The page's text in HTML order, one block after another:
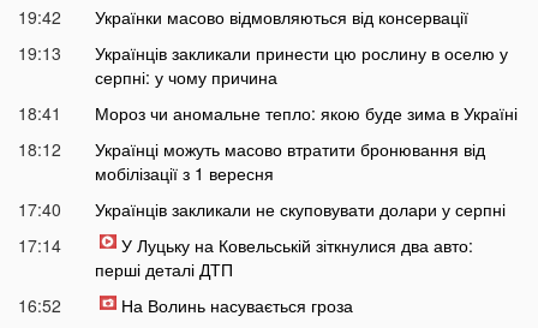
19:42
Українки масово відмовляються від консервації
19:13
Українців закликали принести цю рослину в оселю у
серпні: у чому причина
18:41
Мороз чи аномальне тепло: якою буде зима в Україні
18:12
Українці можуть масово втратити бронювання від
мобілізації з 1 вересня
17:40
Українців закликали не скуповувати долари у серпні
17:14
У Луцьку на Ковельській зіткнулися два авто:
перші деталі ДТП
16:52
На Волинь насувається гроза